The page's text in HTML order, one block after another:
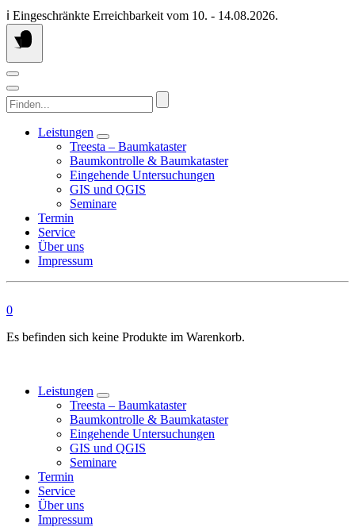
Springen
Sie
zum
ℹ️ Eingeschränkte Erreichbarkeit vom 10. - 14.08.2026.
Finden...
Leistungen
Treesta – Baumkataster
Baumkontrolle & Baumkataster
Eingehende Untersuchungen
GIS und QGIS
Seminare
Termin
Service
Über uns
Impressum
0
Es befinden sich keine Produkte im Warenkorb.
Leistungen
Treesta – Baumkataster
Baumkontrolle & Baumkataster
Eingehende Untersuchungen
GIS und QGIS
Seminare
Termin
Service
Über uns
Impressum